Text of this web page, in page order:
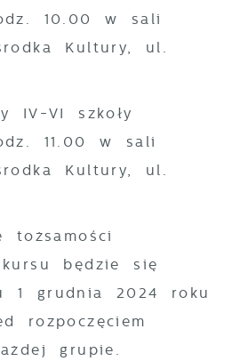
10.00 w sali
Kultury, ul.
IV-VI szkoły
11.00 w sali
Kultury, ul.
tożsamości
będzie się
1 grudnia 2024 roku
rozpoczęciem
grupie.